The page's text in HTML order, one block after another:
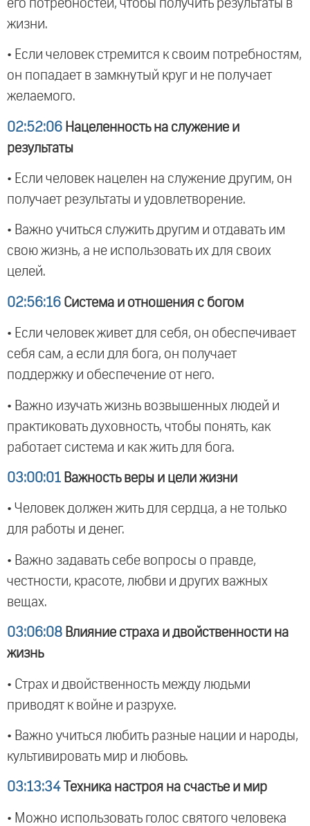
его потребностей, чтобы получить результаты в
жизни.
• Если человек стремится к своим потребностям,
он попадает в замкнутый круг и не получает
желаемого.
02:52:06 Нацеленность на служение и
результаты
• Если человек нацелен на служение другим, он
получает результаты и удовлетворение.
• Важно учиться служить другим и отдавать им
свою жизнь, а не использовать их для своих
целей.
02:56:16 Система и отношения с богом
• Если человек живет для себя, он обеспечивает
себя сам, а если для бога, он получает
поддержку и обеспечение от него.
• Важно изучать жизнь возвышенных людей и
практиковать духовность, чтобы понять, как
работает система и как жить для бога.
03:00:01 Важность веры и цели жизни
• Человек должен жить для сердца, а не только
для работы и денег.
• Важно задавать себе вопросы о правде,
честности, красоте, любви и других важных
вещах.
03:06:08 Влияние страха и двойственности на
жизнь
• Страх и двойственность между людьми
приводят к войне и разрухе.
• Важно учиться любить разные нации и народы,
культивировать мир и любовь.
03:13:34 Техника настроя на счастье и мир
• Можно использовать голос святого человека